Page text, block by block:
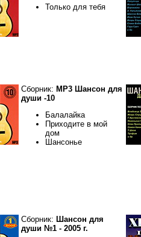
Только для тебя
Сборник: МР3 Шансон для
души -10
Балалайка
Приходите в мой
дом
Шансонье
Сборник: Шансон для
души №1 - 2005 г.